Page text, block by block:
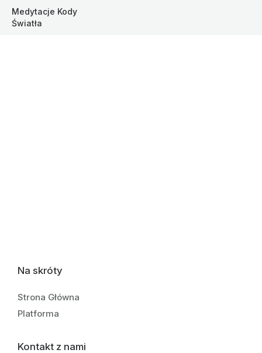
Medytacje Kody
Światła
Na skróty
Strona Główna
Platforma
Kontakt z nami